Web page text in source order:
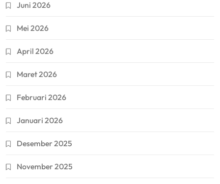
Juni 2026
Mei 2026
April 2026
Maret 2026
Februari 2026
Januari 2026
Desember 2025
November 2025